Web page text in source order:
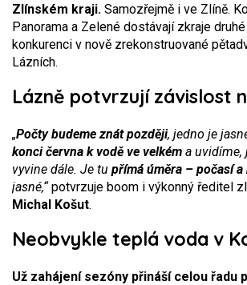
Zlínském kraji. Samozřejmě i ve Zlíně.
Panorama a Zelené dostávají zkraje
konkurenci v nově zrekonstruované
Lázních.
Lázně potvrzují závislost
„Počty budeme znát později, jedno je
konci června k vodě ve velkém a uvidíme,
vyvine dále. Je tu přímá úměra – počasí
jasné,“potvrzuje boom i výkonný ředitel
Michal Košut.
Neobvykle teplá voda v
Už zahájení sezóny přináší celou řadu